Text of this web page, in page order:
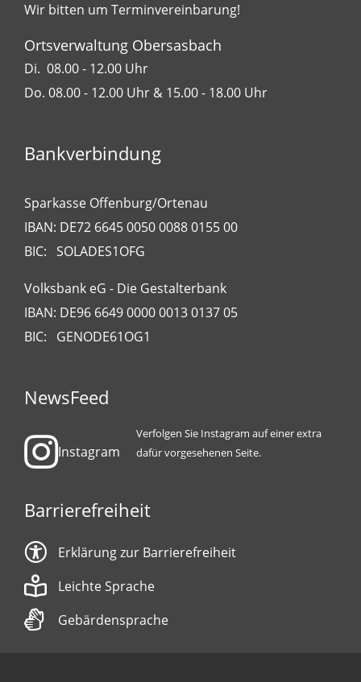
Wir bitten um Terminvereinbarung!
Ortsverwaltung Obersasbach
Di. 08.00 - 12.00 Uhr
Do. 08.00 - 12.00 Uhr & 15.00 - 18.00 Uhr
Bankverbindung
Sparkasse Offenburg/Ortenau
IBAN: DE72 6645 0050 0088 0155 00
BIC: SOLADES1OFG
Volksbank eG - Die Gestalterbank
IBAN: DE96 6649 0000 0013 0137 05
BIC: GENODE61OG1
NewsFeed
Instagram
Verfolgen Sie Instagram auf einer extra
dafür vorgesehenen Seite.
Barrierefreiheit
Erklärung zur Barrierefreiheit
Leichte Sprache
Gebärdensprache